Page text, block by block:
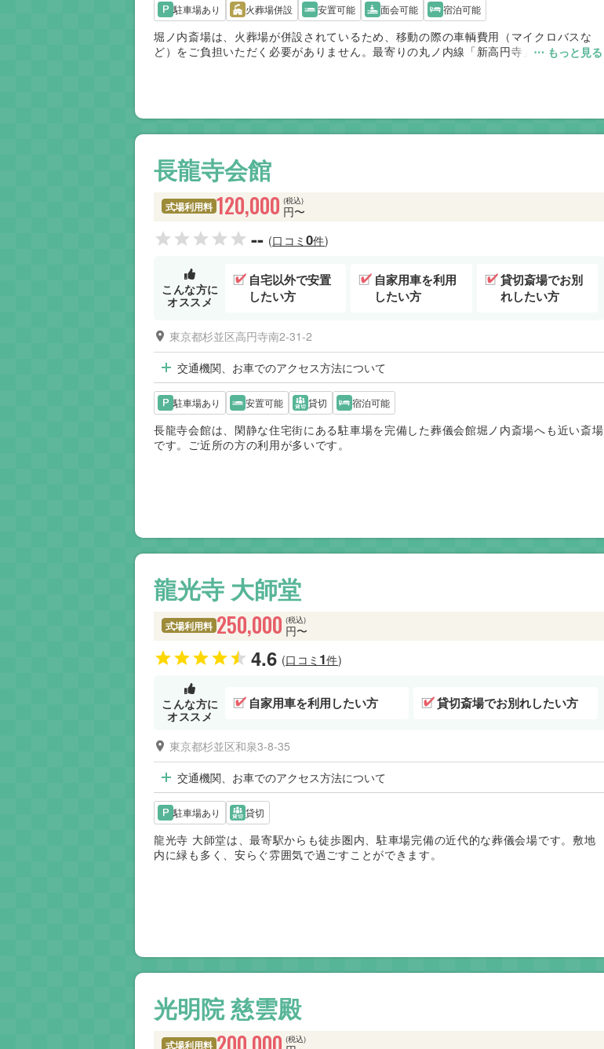
駐車場あり 火葬場併設 安置可能 面会可能 宿泊可能
堀ノ内斎場は、火葬場が併設されているため、移動の際の車輌費用（マイクロバスな
ど）をご負担いただく必要がありません。最寄りの丸ノ内線「新高円寺」駅からは徒歩
⋯ もっと見る
長龍寺会館
式場利用料 (税込)
120,000 円〜
-- (口コミ0件)
こんな方に
オススメ
自宅以外で安置
したい方
自家用車を利用
したい方
貸切斎場でお別
れしたい方
東京都杉並区高円寺南2-31-2
交通機関、お車でのアクセス方法について
駐車場あり 安置可能 貸切 宿泊可能
長龍寺会館は、閑静な住宅街にある駐車場を完備した葬儀会館堀ノ内斎場へも近い斎場
です。ご近所の方の利用が多いです。
龍光寺 大師堂
式場利用料 (税込)
250,000 円〜
4.6 (口コミ 1件)
こんな方に
オススメ
自家用車を利用したい方 貸切斎場でお別れしたい方
東京都杉並区和泉3-8-35
交通機関、お車でのアクセス方法について
駐車場あり 貸切
龍光寺 大師堂は、最寄駅からも徒歩圏内、駐車場完備の近代的な葬儀会場です。敷地
内に緑も多く、安らぐ雰囲気で過ごすことができます。
光明院 慈雲殿
式場利用料 (税込)